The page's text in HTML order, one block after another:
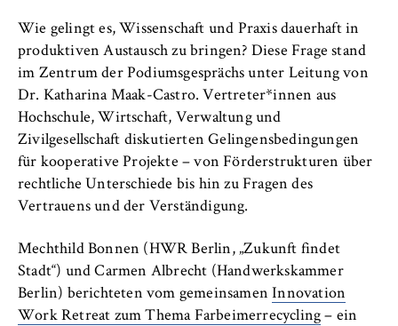
Wie gelingt es, Wissenschaft und Praxis dauerhaft in
produktiven Austausch zu bringen? Diese Frage stand
im Zentrum der Podiumsgesprächs unter Leitung von
Dr. Katharina Maak-Castro. Vertreter*innen aus
Hochschule, Wirtschaft, Verwaltung und
Zivilgesellschaft diskutierten Gelingensbedingungen
für kooperative Projekte – von Förderstrukturen über
rechtliche Unterschiede bis hin zu Fragen des
Vertrauens und der Verständigung.
Mechthild Bonnen (HWR Berlin, „Zukunft findet
Stadt“) und Carmen Albrecht (Handwerkskammer
Berlin) berichteten vom gemeinsamenInnovation
Work Retreat zum Thema Farbeimerrecycling – ein